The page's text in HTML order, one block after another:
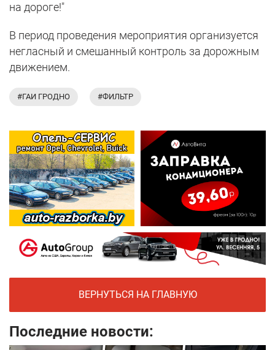
на дороге!"
В период проведения мероприятия организуется
негласный и смешанный контроль за дорожным
движением.
#ГАИ ГРОДНО #ФИЛЬТР
ВЕРНУТЬСЯ НА ГЛАВНУЮ
Последние новости: